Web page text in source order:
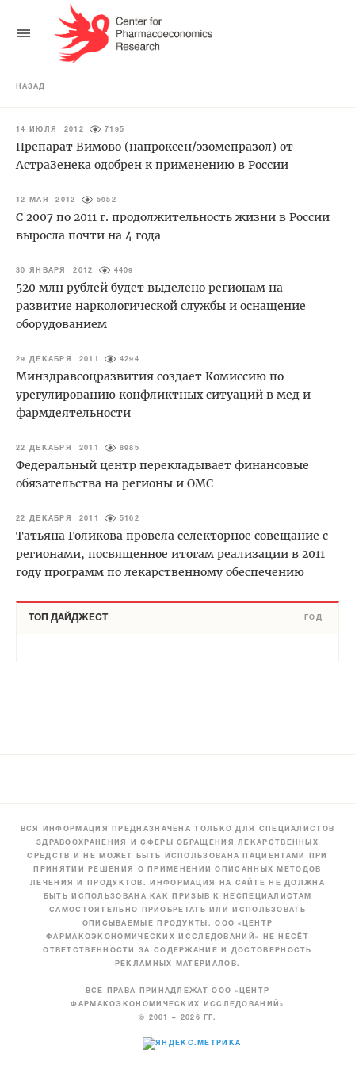
НАЗАД
14 ИЮЛЯ 2012 7195
Препарат Вимово (напроксен/эзомепразол) от
АстраЗенека одобрен к применению в России
12 МАЯ 2012 5952
С 2007 по 2011 г. продолжительность жизни в России
выросла почти на 4 года
30 ЯНВАРЯ 2012 4409
520 млн рублей будет выделено регионам на
развитие наркологической службы и оснащение
оборудованием
29 ДЕКАБРЯ 2011 4294
Минздравсоцразвития создает Комиссию по
урегулированию конфликтных ситуаций в мед и
фармдеятельности
22 ДЕКАБРЯ 2011 8985
Федеральный центр перекладывает финансовые
обязательства на регионы и ОМС
22 ДЕКАБРЯ 2011 5162
Татьяна Голикова провела селекторное совещание с
регионами, посвященное итогам реализации в 2011
году программ по лекарственному обеспечению
ТОП ДАЙДЖЕСТ ГОД
ВСЯ ИНФОРМАЦИЯ ПРЕДНАЗНАЧЕНА ТОЛЬКО ДЛЯ СПЕЦИАЛИСТОВ
ЗДРАВООХРАНЕНИЯ И СФЕРЫ ОБРАЩЕНИЯ ЛЕКАРСТВЕННЫХ
СРЕДСТВ И НЕ МОЖЕТ БЫТЬ ИСПОЛЬЗОВАНА ПАЦИЕНТАМИ ПРИ
ПРИНЯТИИ РЕШЕНИЯ О ПРИМЕНЕНИИ ОПИСАННЫХ МЕТОДОВ
ЛЕЧЕНИЯ И ПРОДУКТОВ. ИНФОРМАЦИЯ НА САЙТЕ НЕ ДОЛЖНА
БЫТЬ ИСПОЛЬЗОВАНА КАК ПРИЗЫВ К НЕСПЕЦИАЛИСТАМ
САМОСТОЯТЕЛЬНО ПРИОБРЕТАТЬ ИЛИ ИСПОЛЬЗОВАТЬ
ОПИСЫВАЕМЫЕ ПРОДУКТЫ. ООО «ЦЕНТР
ФАРМАКОЭКОНОМИЧЕСКИХ ИССЛЕДОВАНИЙ» НЕ НЕСЁТ
ОТВЕТСТВЕННОСТИ ЗА СОДЕРЖАНИЕ И ДОСТОВЕРНОСТЬ
РЕКЛАМНЫХ МАТЕРИАЛОВ.
ВСЕ ПРАВА ПРИНАДЛЕЖАТ ООО «ЦЕНТР
ФАРМАКОЭКОНОМИЧЕСКИХ ИССЛЕДОВАНИЙ»
© 2001 – 2026 ГГ.